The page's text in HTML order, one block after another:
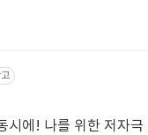
시에! 나를 위한 저자극